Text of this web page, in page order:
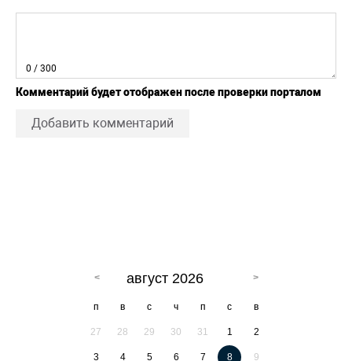
0 / 300
Комментарий будет отображен после проверки порталом
Добавить комментарий
август 2026
п в с ч п с в
27 28 29 30 31 1 2
3 4 5 6 7 8 9